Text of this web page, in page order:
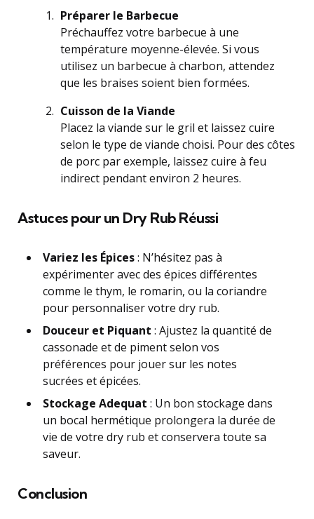
Préparer le Barbecue
Préchauffez votre barbecue à une
température moyenne-élevée. Si vous
utilisez un barbecue à charbon, attendez
que les braises soient bien formées.
Cuisson de la Viande
Placez la viande sur le gril et laissez cuire
selon le type de viande choisi. Pour des côtes
de porc par exemple, laissez cuire à feu
indirect pendant environ 2 heures.
Astuces pour un Dry Rub Réussi
Variez les Épices: N’hésitez pas à
expérimenter avec des épices différentes
comme le thym, le romarin, ou la coriandre
pour personnaliser votre dry rub.
Douceur et Piquant : Ajustez la quantité de
cassonade et de piment selon vos
préférences pour jouer sur les notes
sucrées et épicées.
Stockage Adequat : Un bon stockage dans
un bocal hermétique prolongera la durée de
vie de votre dry rub et conservera toute sa
saveur.
Conclusion